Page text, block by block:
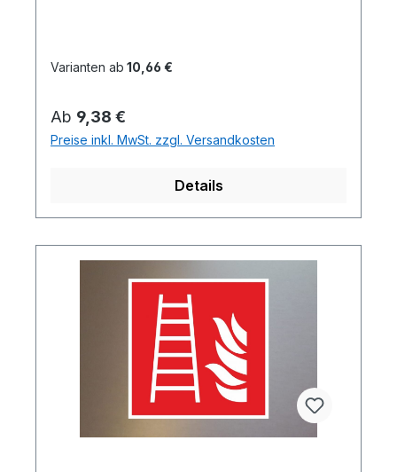
Varianten ab 10,66 €
Regulärer Preis:
Ab 9,38 €
Preise inkl. MwSt. zzgl. Versandkosten
Details